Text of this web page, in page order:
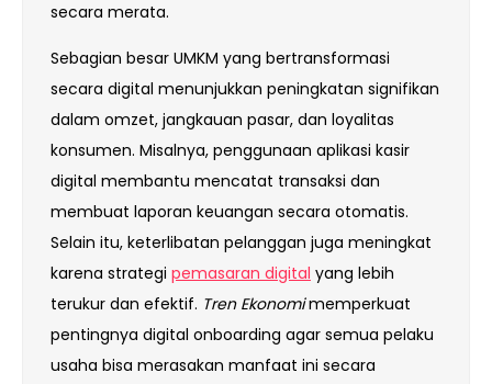
secara merata.
Sebagian besar UMKM yang bertransformasi
secara digital menunjukkan peningkatan signifikan
dalam omzet, jangkauan pasar, dan loyalitas
konsumen. Misalnya, penggunaan aplikasi kasir
digital membantu mencatat transaksi dan
membuat laporan keuangan secara otomatis.
Selain itu, keterlibatan pelanggan juga meningkat
karena strategi pemasaran digital yang lebih
terukur dan efektif. Tren Ekonomimemperkuat
pentingnya digital onboarding agar semua pelaku
usaha bisa merasakan manfaat ini secara